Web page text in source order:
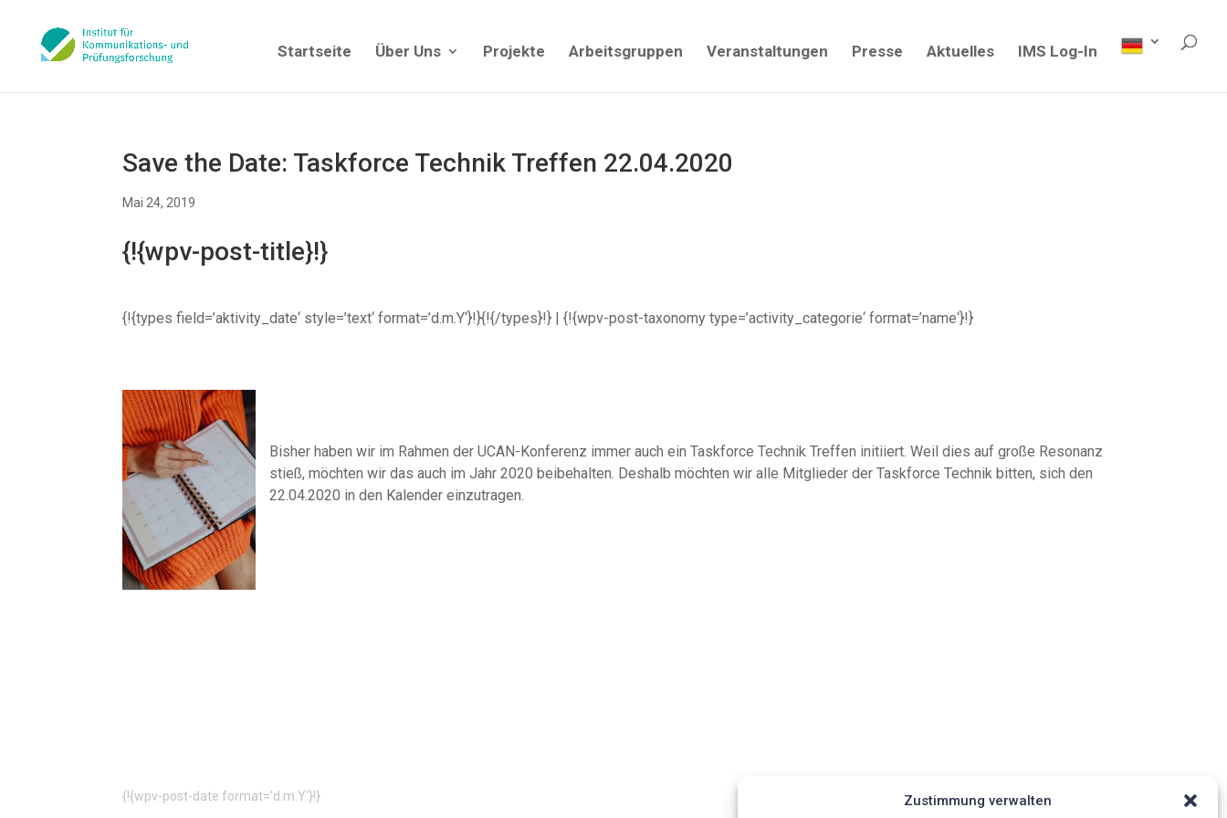
Zustimmung verwalten
Startseite Über Uns Projekte Arbeitsgruppen Veranstaltungen Presse Aktuelles IMS Log-In
Save the Date: Taskforce Technik Treffen 22.04.2020
Mai 24, 2019
{!{wpv-post-title}!}
{!{types field=’aktivity_date‘ style=’text‘ format=’d.m.Y‘}!}{!{/types}!} | {!{wpv-post-taxonomy type=’activity_categorie‘ format=’name‘}!}
Bisher haben wir im Rahmen der UCAN-Konferenz immer auch ein Taskforce Technik Treffen initiiert. Weil dies auf große Resonanz
stieß, möchten wir das auch im Jahr 2020 beibehalten. Deshalb möchten wir alle Mitglieder der Taskforce Technik bitten, sich den
22.04.2020 in den Kalender einzutragen.
{!{wpv-post-date format=’d.m.Y‘}!}